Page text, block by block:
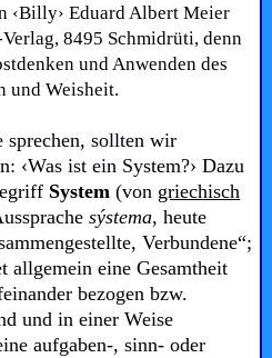
‹Billy› Eduard Albert Meier
8495 Schmidrüti, denn
und Anwenden des
und Weisheit.
sprechen, sollten wir
‹Was ist ein System?› Dazu
System (von griechisch
sýstema, heute
Verbundene“;
allgemein eine Gesamtheit
bezogen bzw.
und in einer Weise
aufgaben-, sinn- oder